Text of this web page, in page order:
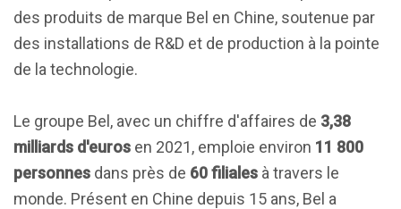
des produits de marque Bel en Chine, soutenue par
des installations de R&D et de production à la pointe
de la technologie.
Le groupe Bel, avec un chiffre d'affaires de 3,38
milliards d'euros en 2021, emploie environ 11 800
personnes dans près de 60 filiales à travers le
monde. Présent en Chine depuis 15 ans, Bel a